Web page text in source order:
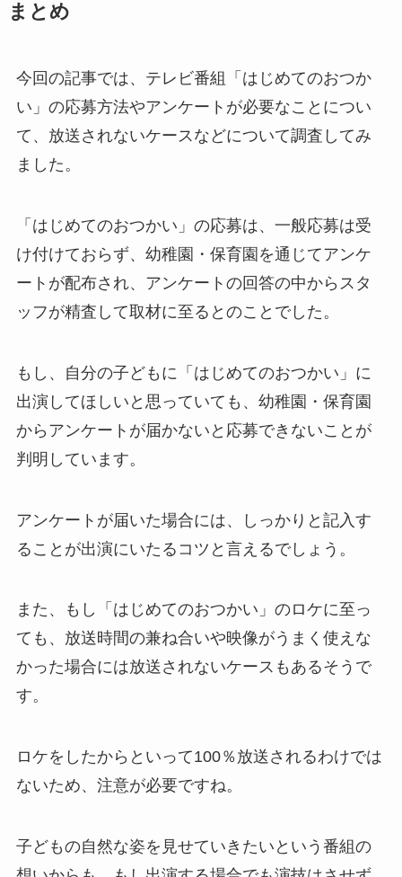
まとめ
今回の記事では、テレビ番組「はじめてのおつか
い」の応募方法やアンケートが必要なことについ
て、放送されないケースなどについて調査してみ
ました。
「はじめてのおつかい」の応募は、一般応募は受
け付けておらず、幼稚園・保育園を通じてアンケ
ートが配布され、アンケートの回答の中からスタ
ッフが精査して取材に至るとのことでした。
もし、自分の子どもに「はじめてのおつかい」に
出演してほしいと思っていても、幼稚園・保育園
からアンケートが届かないと応募できないことが
判明しています。
アンケートが届いた場合には、しっかりと記入す
ることが出演にいたるコツと言えるでしょう。
また、もし「はじめてのおつかい」のロケに至っ
ても、放送時間の兼ね合いや映像がうまく使えな
かった場合には放送されないケースもあるそうで
す。
ロケをしたからといって100％放送されるわけでは
ないため、注意が必要ですね。
子どもの自然な姿を見せていきたいという番組の